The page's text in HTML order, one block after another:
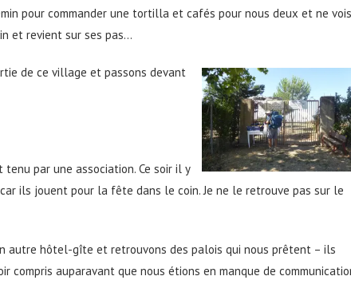
pour commander une tortilla et cafés pour nous deux et ne vois
et revient sur ses pas…
de ce village et passons devant
tenu par une association. Ce soir il y
ils jouent pour la fête dans le coin. Je ne le retrouve pas sur le
autre hôtel-gîte et retrouvons des palois qui nous prêtent – ils
compris auparavant que nous étions en manque de